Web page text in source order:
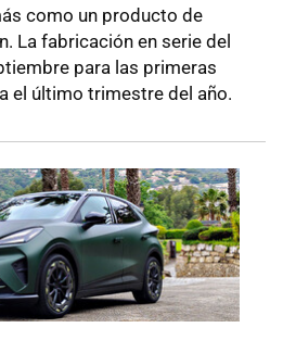
como un producto de
La fabricación en serie del
para las primeras
el último trimestre del año.